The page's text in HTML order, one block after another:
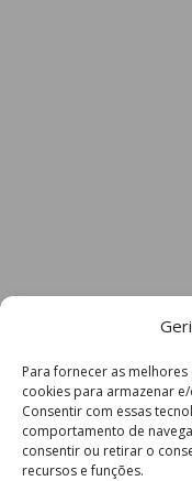
Para fornecer as
cookies para armazenar
Consentir com essas
comportamento de
consentir ou retirar o
recursos e funções.